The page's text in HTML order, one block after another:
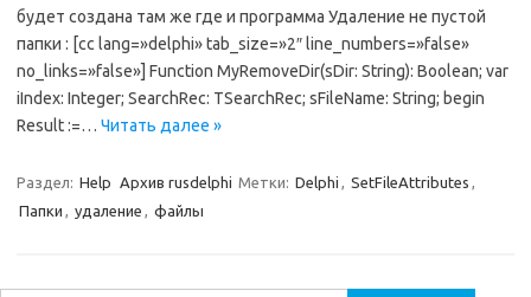
будет создана там же где и программа Удаление не пустой
папки : [cc lang=»delphi» tab_size=»2″ line_numbers=»false»
no_links=»false»] Function MyRemoveDir(sDir: String): Boolean; var
iIndex: Integer; SearchRec: TSearchRec; sFileName: String; begin
Result :=… Читать далее »
Раздел: Help Архив rusdelphi Метки: Delphi , SetFileAttributes ,
Папки , удаление , файлы